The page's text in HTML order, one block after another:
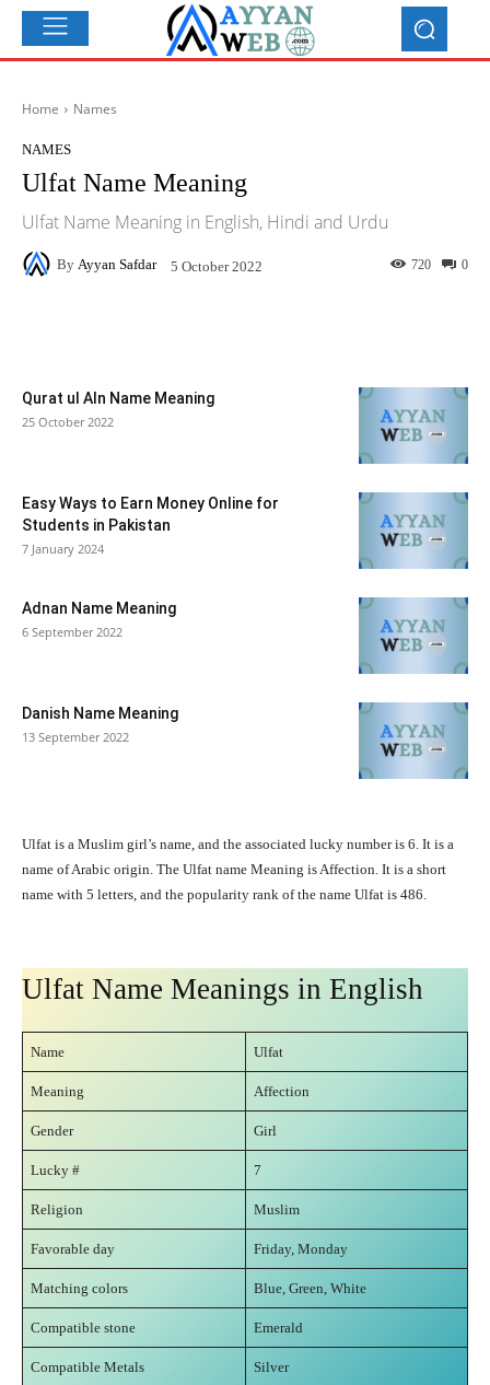
Home Names
NAMES
Ulfat Name Meaning
Ulfat Name Meaning in English, Hindi and Urdu
By Ayyan Safdar 5 October 2022 0
720
Qurat ul AIn Name Meaning
25 October 2022
Easy Ways to Earn Money Online for
Students in Pakistan
7 January 2024
Adnan Name Meaning
6 September 2022
Danish Name Meaning
13 September 2022
Ulfat is a Muslim girl’s name, and the associated lucky number is 6. It is a
name of Arabic origin. The Ulfat name Meaning is Affection. It is a short
name with 5 letters, and the popularity rank of the name Ulfat is 486.
Ulfat Name Meanings in English
Name Ulfat
Meaning Affection
Gender Girl
Lucky # 7
Religion Muslim
Favorable day Friday, Monday
Matching colors Blue, Green, White
Compatible stone Emerald
Compatible Metals Silver